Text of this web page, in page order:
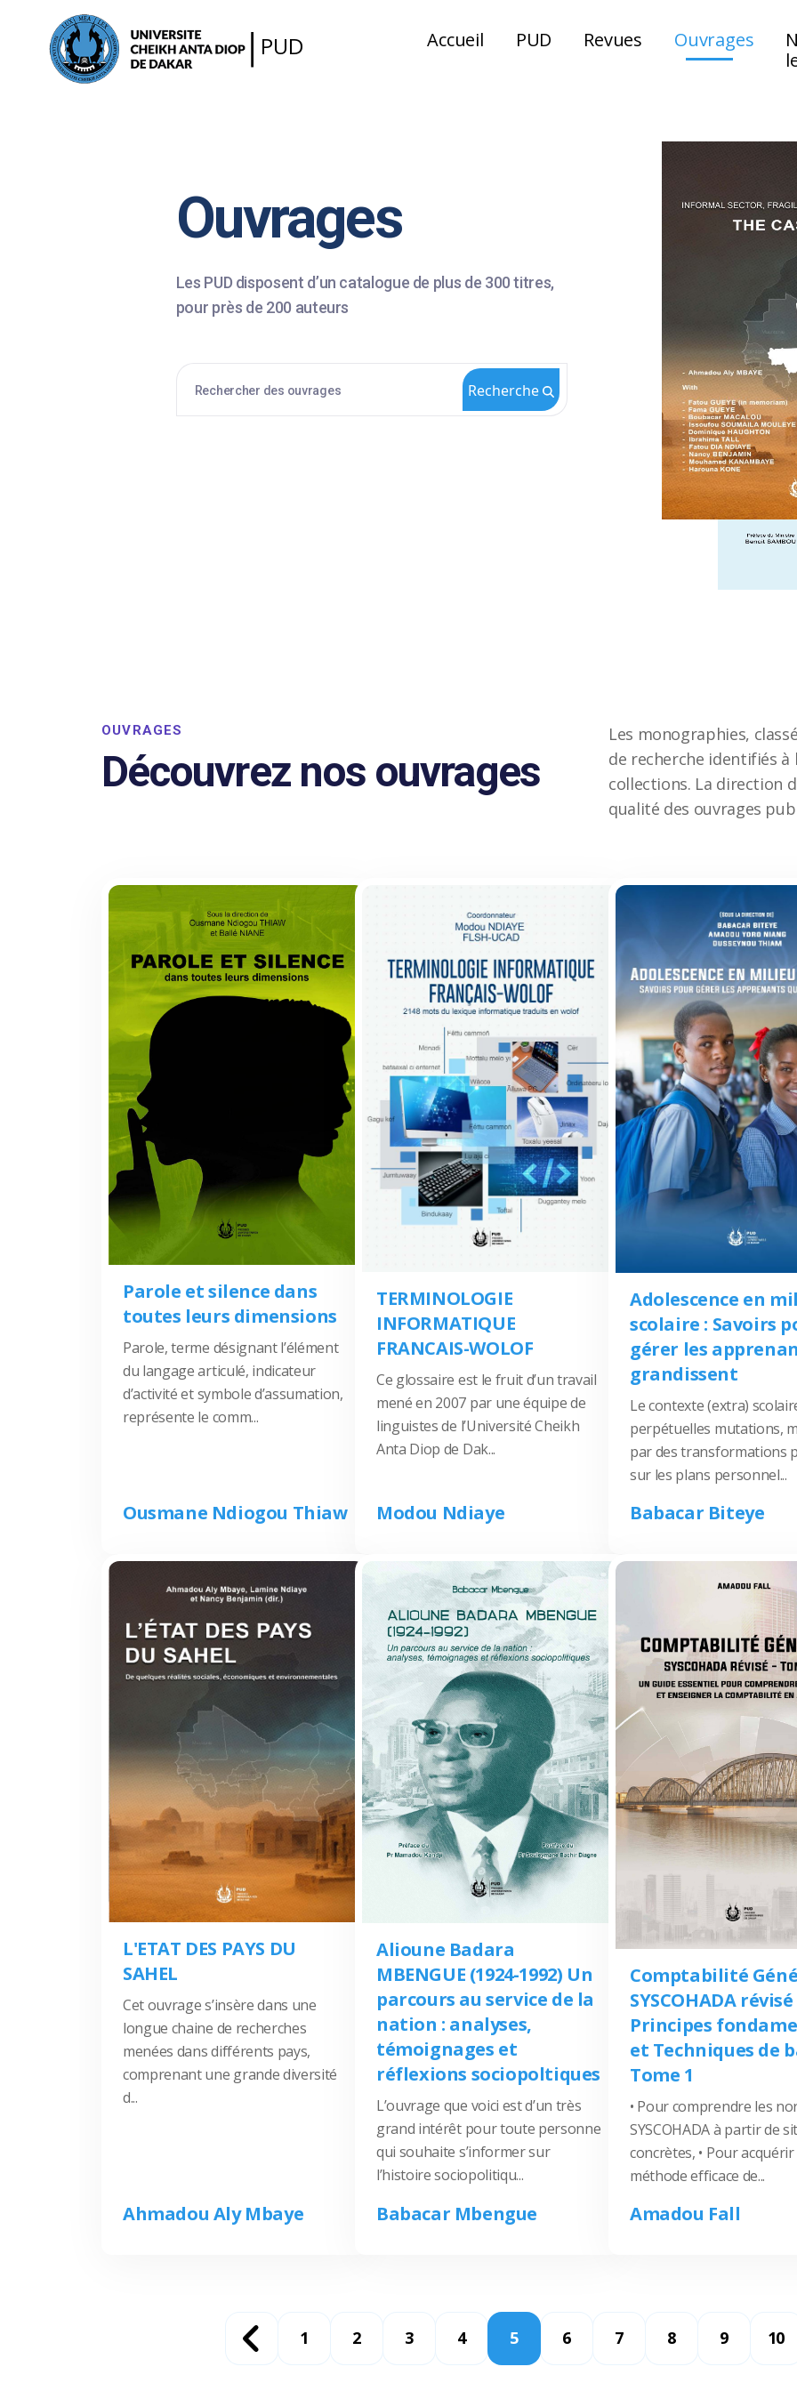
PUD Accueil PUD Revues Ouvrages
Ouvrages
Les PUD disposent d’un catalogue de plus de 300 titres,
pour près de 200 auteurs
Recherche
OUVRAGES
Découvrez nos ouvrages
Les monographies,
de recherche identifiés à
collections. La direction
qualité des ouvrages
Parole et silence dans
toutes leurs dimensions
Parole, terme désignant l’élément
du langage articulé, indicateur
d’activité et symbole d’assumation,
représente le comm...
Ousmane Ndiogou Thiaw
TERMINOLOGIE
INFORMATIQUE
FRANCAIS-WOLOF
Ce glossaire est le fruit d’un travail
mené en 2007 par une équipe de
linguistes de l’Université Cheikh
Anta Diop de Dak...
Modou Ndiaye
Adolescence en
scolaire : Savoirs
gérer les
grandissent
Le contexte (extra)
perpétuelles mutations,
par des transformations
sur les plans personnel...
Babacar Biteye
L'ETAT DES PAYS DU
SAHEL
Cet ouvrage s’insère dans une
longue chaine de recherches
menées dans différents pays,
comprenant une grande diversité
d...
Ahmadou Aly Mbaye
Alioune Badara
MBENGUE (1924-1992) Un
parcours au service de la
nation : analyses,
témoignages et
réflexions sociopoltiques
L’ouvrage que voici est d’un très
grand intérêt pour toute personne
qui souhaite s’informer sur
l’histoire sociopolitiqu...
Babacar Mbengue
Comptabilité
SYSCOHADA révisé
Principes
et Techniques de
Tome 1
• Pour comprendre les
SYSCOHADA à partir de
concrètes, • Pour
méthode efficace de...
Amadou Fall
1 2 3 4 5 6 7 8 9 10